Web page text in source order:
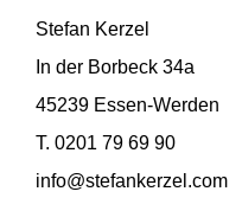
Stefan Kerzel
In der Borbeck 34a
45239 Essen-Werden
T. 0201 79 69 90
info@stefankerzel.com